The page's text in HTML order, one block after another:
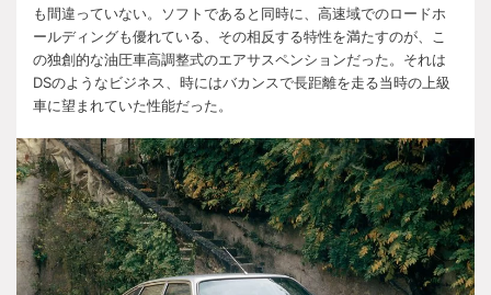
も間違っていない。ソフトであると同時に、高速域でのロードホ
ールディングも優れている、その相反する特性を満たすのが、こ
の独創的な油圧車高調整式のエアサスペンションだった。それは
DSのようなビジネス、時にはバカンスで長距離を走る当時の上級
車に望まれていた性能だった。